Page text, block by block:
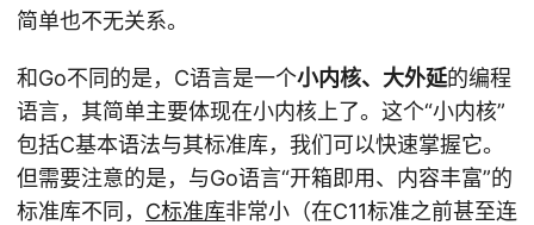
简单也不无关系。
和Go不同的是，C语言是一个小内核、大外延的编程
语言，其简单主要体现在小内核上了。这个“小内核”
包括C基本语法与其标准库，我们可以快速掌握它。
但需要注意的是，与Go语言“开箱即用、内容丰富”的
标准库不同， C标准库非常小（在C11标准之前甚至连